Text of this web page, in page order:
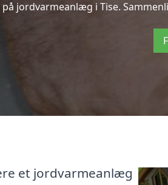
jordvarmeanlæg i Tise.
et jordvarmeanlæg